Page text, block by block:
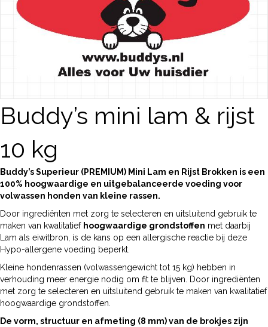
Buddy’s mini lam & rijst
10 kg
Buddy’s Superieur (PREMIUM) Mini Lam en Rijst Brokken is een
100% hoogwaardige en uitgebalanceerde voeding voor
volwassen honden van kleine rassen.
Door ingrediënten met zorg te selecteren en uitsluitend gebruik te
maken van kwalitatief hoogwaardige grondstoffen met daarbij
Lam als eiwitbron, is de kans op een allergische reactie bij deze
Hypo-allergene voeding beperkt.
Kleine hondenrassen (volwassengewicht tot 15 kg) hebben in
verhouding meer energie nodig om fit te blijven. Door ingrediënten
met zorg te selecteren en uitsluitend gebruik te maken van kwalitatief
hoogwaardige grondstoffen.
De vorm, structuur en afmeting (8 mm) van de brokjes zijn